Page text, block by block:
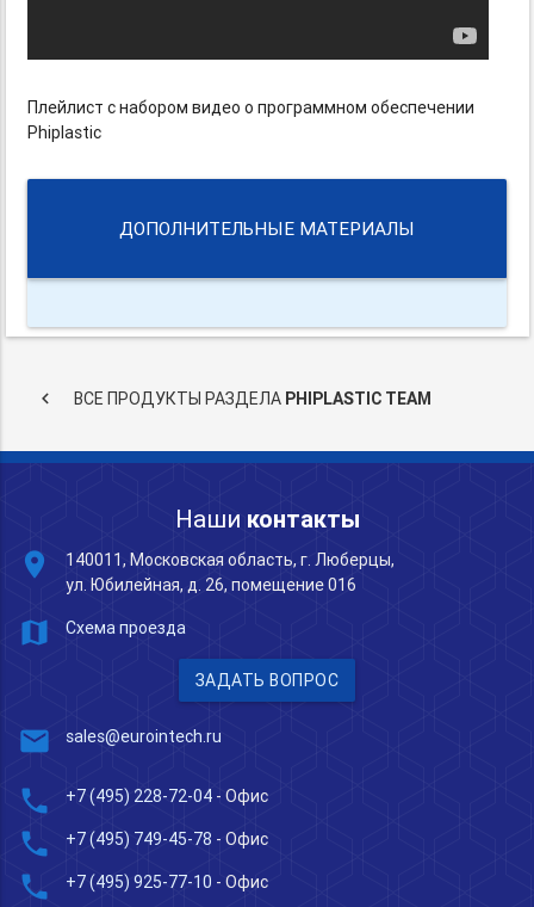
Плейлист с набором видео о программном обеспечении
Phiplastic
ДОПОЛНИТЕЛЬНЫЕ МАТЕРИАЛЫ
keyboard_arrow_left ВСЕ ПРОДУКТЫ РАЗДЕЛА PHIPLASTIC TEAM
Наши контакты
place
140011, Московская область, г. Люберцы,
ул. Юбилейная, д. 26, помещение 016
map Схема проезда
ЗАДАТЬ ВОПРОС
mail sales@eurointech.ru
phone +7 (495) 228-72-04 - Офис
phone +7 (495) 749-45-78 - Офис
phone +7 (495) 925-77-10 - Офис